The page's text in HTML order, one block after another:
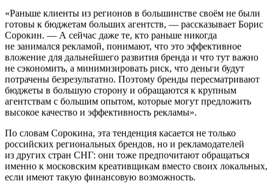
«Раньше клиенты из регионов в большинстве своём не были
готовы к бюджетам больших агентств, — рассказывает Борис
Сорокин. — А сейчас даже те, кто раньше никогда
не занимался рекламой, понимают, что это эффективное
вложение для дальнейшего развития бренда и что тут важно
не сэкономить, а минимизировать риск, что деньги будут
потрачены безрезультатно. Поэтому бренды пересматривают
бюджеты в большую сторону и обращаются к крупным
агентствам с большим опытом, которые могут предложить
высокое качество и эффективность рекламы».
По словам Сорокина, эта тенденция касается не только
российских региональных брендов, но и рекламодателей
из других стран СНГ: они тоже предпочитают обращаться
именно к московским креативщикам вместо своих локальных,
если имеют такую финансовую возможность.